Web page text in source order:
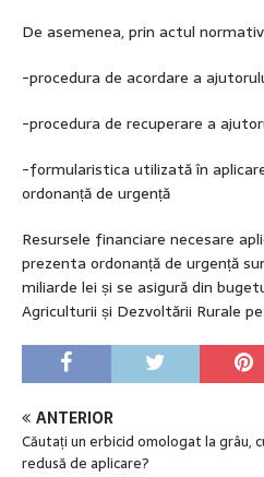
De asemenea, prin actul
-procedura de acordare a
-procedura de recuperare a
-formularistica utilizată în
ordonanță de urgență
Resursele financiare necesare
prezenta ordonanță de urgență
miliarde lei și se asigură din
Agriculturii și Dezvoltării Rurale
ANTERIOR
Căutați un erbicid omologat la grâu,
redusă de aplicare?